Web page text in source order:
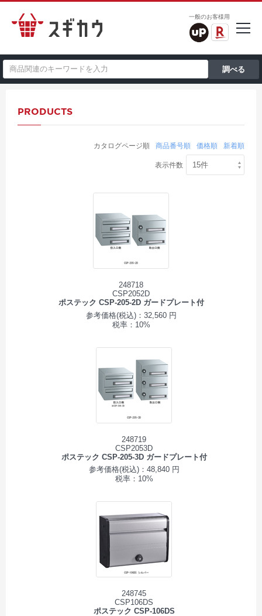
一般のお客様用
PRODUCTS
カタログページ順 商品番号順 価格順 新着順
表示件数
248718
CSP2052D
ポステック CSP-205-2D ガードプレート付
参考価格(税込)：32,560 円
税率：10%
248719
CSP2053D
ポステック CSP-205-3D ガードプレート付
参考価格(税込)：48,840 円
税率：10%
248745
CSP106DS
ポステック CSP-106DS